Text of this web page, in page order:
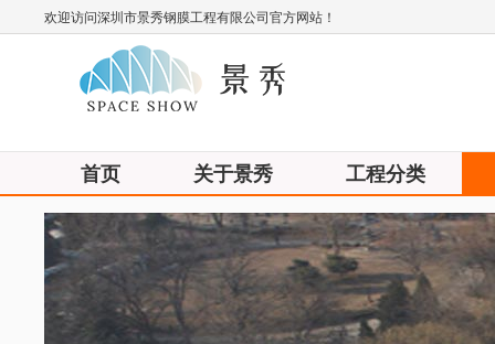
欢迎访问深圳市景秀钢膜工程有限公司官方网站！
首页 关于景秀 工程分类